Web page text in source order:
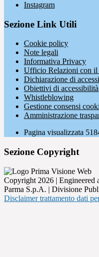
Instagram
Sezione Link Utili
Cookie policy
Note legali
Informativa Privacy
Ufficio Relazioni con il
Dichiarazione di
Obiettivi di accessibilità
Whistleblowing
Gestione consensi
Amministrazione
Pagina visualizzata
Sezione Copyright
Copyright 2026 | Engineered
Parma S.p.A. | Divisione
Disclaimer trattamento dati